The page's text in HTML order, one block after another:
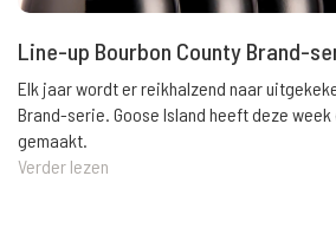
Line-up Bourbon County Brand-
Elk jaar wordt er reikhalzend naar
Brand-serie. Goose Island heeft deze
gemaakt.
Verder lezen